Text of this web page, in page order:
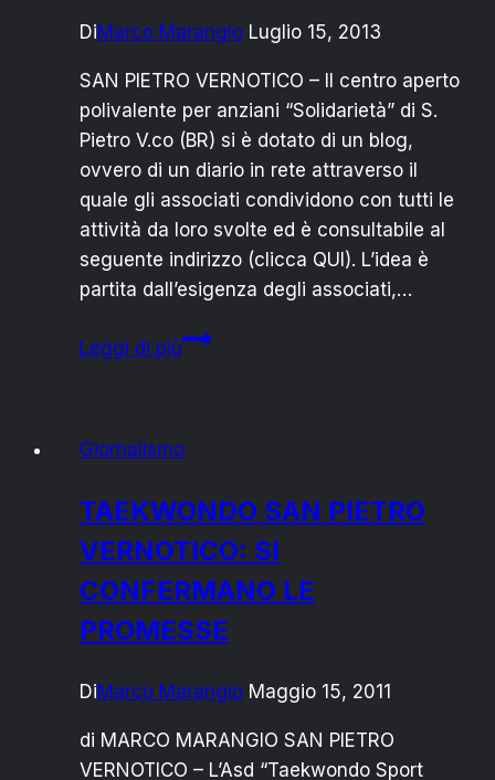
DiMarco Marangio Luglio 15, 2013
SAN PIETRO VERNOTICO – Il centro aperto
polivalente per anziani “Solidarietà” di S.
Pietro V.co (BR) si è dotato di un blog,
ovvero di un diario in rete attraverso il
quale gli associati condividono con tutti le
attività da loro svolte ed è consultabile al
seguente indirizzo (clicca QUI). L’idea è
partita dall’esigenza degli associati,…
Leggi di piùI
POLIVALENTE
ANZIANI
DI
PIETRO
VERNOTICO
CITTADINI
MONDO
Giornalismo
TAEKWONDO SAN PIETRO
VERNOTICO: SI
CONFERMANO LE
PROMESSE
DiMarco Marangio Maggio 15, 2011
di MARCO MARANGIO SAN PIETRO
VERNOTICO – L’Asd “Taekwondo Sport